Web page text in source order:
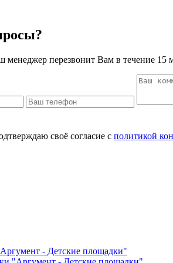
менеджер перезвонит Вам в течение 15
своё согласие с политикой
- Детские площадки"